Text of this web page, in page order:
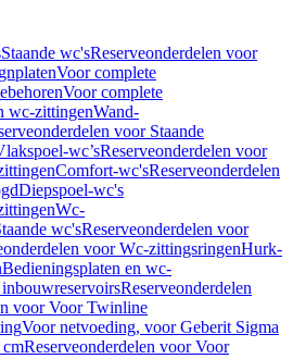
Staande wc'sReserveonderdelen voor
Voor complete
Voor complete
wc-zittingenWand-
voor Staande
wc’sReserveonderdelen voor
Comfort-wc'sReserveonderdelen
Diepspoel-wc's
Wc-
wc'sReserveonderdelen voor
voor Wc-zittingsringenHurk-
Bedieningsplaten en wc-
Reserveonderdelen
voor Voor Twinline
Voor netvoeding, voor Geberit Sigma
Reserveonderdelen voor Voor